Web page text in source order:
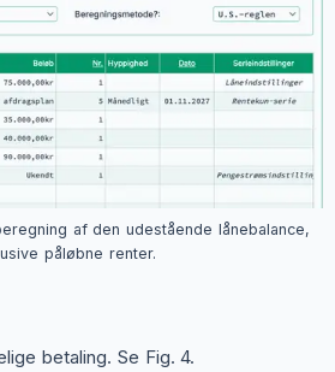
af den udestående lånebalance,
påløbne renter.
betaling. Se Fig. 4.